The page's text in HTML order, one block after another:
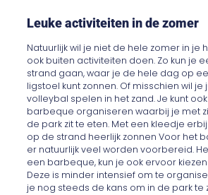
Leuke activiteiten in de zomer
Natuurlijk wil je niet de hele zomer in je
ook buiten activiteiten doen. Zo kun je
strand gaan, waar je de hele dag op
ligstoel kunt zonnen. Of misschien wil je
volleybal spelen in het zand. Je kunt
barbeque organiseren waarbij je met
de park zit te eten. Met een kleedje
op de strand heerlijk zonnen Voor het
er natuurlijk veel worden voorbereid.
een barbeque, kun je ook ervoor
Deze is minder intensief om te
je nog steeds de kans om in de park te